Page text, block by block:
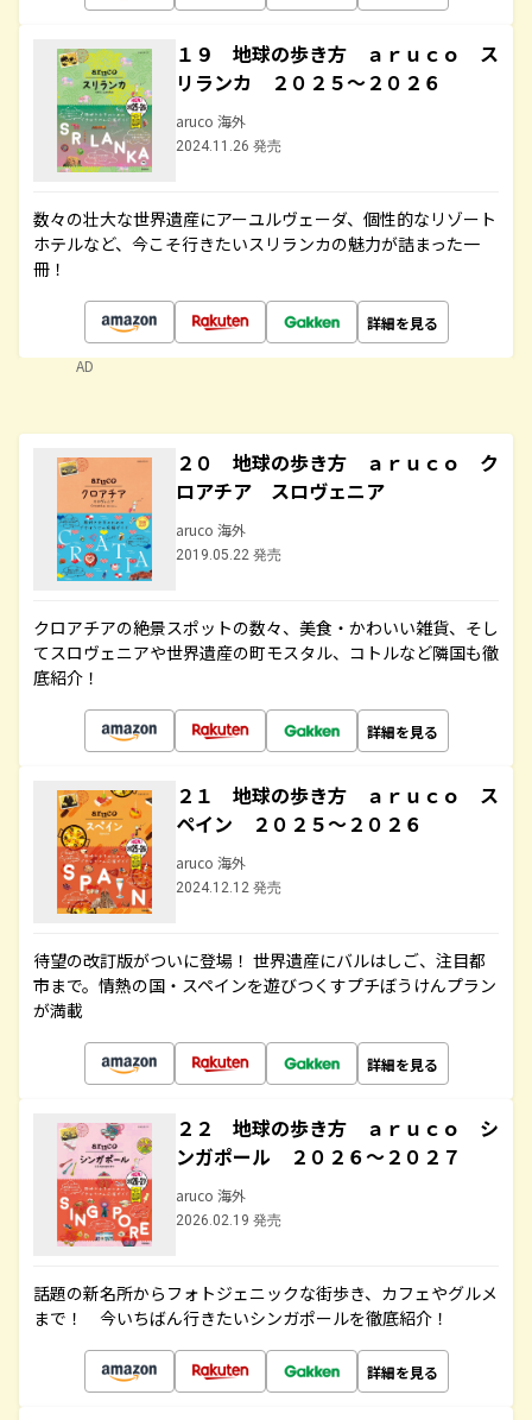
１９ 地球の歩き方 ａｒｕｃｏ ス
リランカ ２０２５～２０２６
aruco 海外
2024.11.26 発売
数々の壮大な世界遺産にアーユルヴェーダ、個性的なリゾート
ホテルなど、今こそ行きたいスリランカの魅力が詰まった一
冊！
詳細を見る
AD
２０ 地球の歩き方 ａｒｕｃｏ ク
ロアチア スロヴェニア
aruco 海外
2019.05.22 発売
クロアチアの絶景スポットの数々、美食・かわいい雑貨、そし
てスロヴェニアや世界遺産の町モスタル、コトルなど隣国も徹
底紹介！
詳細を見る
２１ 地球の歩き方 ａｒｕｃｏ ス
ペイン ２０２５～２０２６
aruco 海外
2024.12.12 発売
待望の改訂版がついに登場！ 世界遺産にバルはしご、注目都
市まで。情熱の国・スペインを遊びつくすプチぼうけんプラン
が満載
詳細を見る
２２ 地球の歩き方 ａｒｕｃｏ シ
ンガポール ２０２６～２０２７
aruco 海外
2026.02.19 発売
話題の新名所からフォトジェニックな街歩き、カフェやグルメ
まで！ 今いちばん行きたいシンガポールを徹底紹介！
詳細を見る